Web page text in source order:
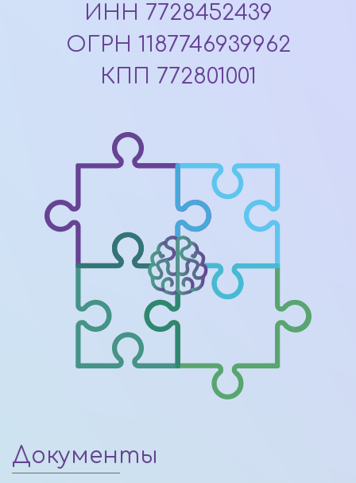
ИНН 7728452439
ОГРН 1187746939962
КПП 772801001
Документы